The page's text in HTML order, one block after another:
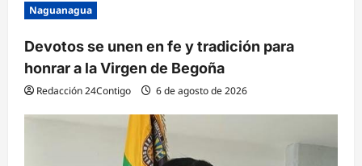
Naguanagua
Devotos se unen en fe y tradición para
honrar a la Virgen de Begoña
Redacción 24Contigo 6 de agosto de 2026